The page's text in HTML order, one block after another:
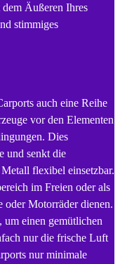
Äußeren Ihres
stimmiges
auch eine Reihe
vor den Elementen
Dies
und senkt die
flexibel einsetzbar.
im Freien oder als
oder Motorräder dienen.
um einen gemütlichen
nur die frische Luft
nur minimale